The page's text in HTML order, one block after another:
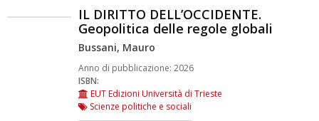
IL DIRITTO DELL’OCCIDENTE.
Geopolitica delle regole globali
Bussani, Mauro
Anno di pubblicazione: 2026
ISBN:
EUT Edizioni Università di Trieste
Scienze politiche e sociali